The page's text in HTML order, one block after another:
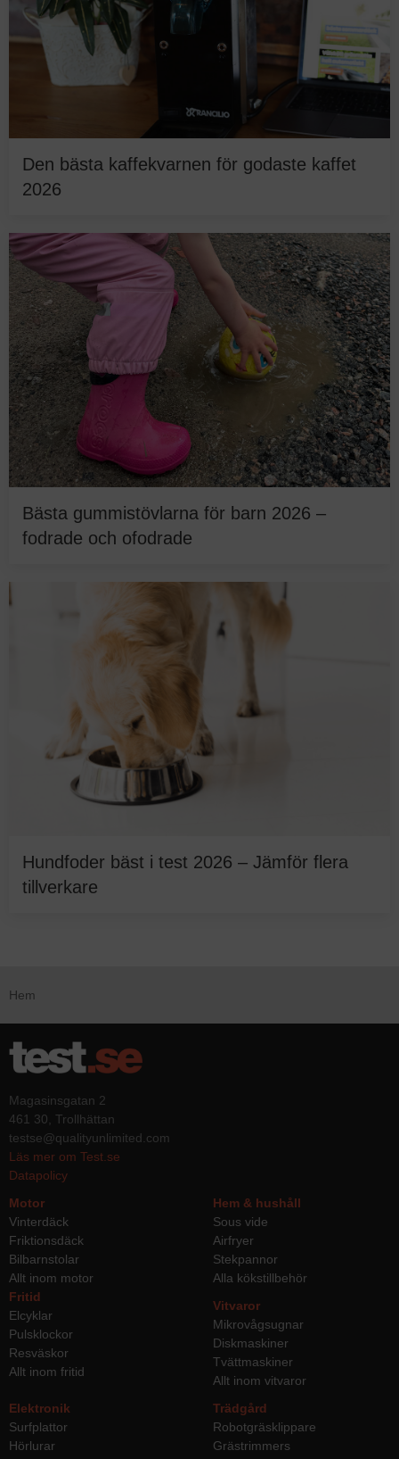
Den bästa kaffekvarnen för godaste kaffet
2026
Bästa gummistövlarna för barn 2026 –
fodrade och ofodrade
Hundfoder bäst i test 2026 – Jämför flera
tillverkare
Hem
Magasinsgatan 2
461 30, Trollhättan
testse@qualityunlimited.com
Läs mer om Test.se
Datapolicy
Motor
Vinterdäck
Friktionsdäck
Bilbarnstolar
Allt inom motor
Hem & hushåll
Sous vide
Airfryer
Stekpannor
Alla kökstillbehör
Fritid
Elcyklar
Pulsklockor
Resväskor
Allt inom fritid
Vitvaror
Mikrovågsugnar
Diskmaskiner
Tvättmaskiner
Allt inom vitvaror
Elektronik
Surfplattor
Hörlurar
Trädgård
Robotgräsklippare
Grästrimmers